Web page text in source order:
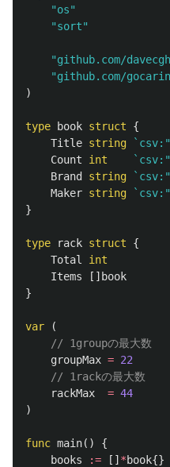
"os"
"sort"
"github.com/
"github.com/
)
type book struct
{
Title string
Count
int
Brand
string
Maker string
}
type rack struct
{
Total
int
Items
[] book
}
var
(
// 1groupの最大数
groupMax = 22
// 1rackの最大数
rackMax
= 44
)
func main()
{
books
:= [] *book{}